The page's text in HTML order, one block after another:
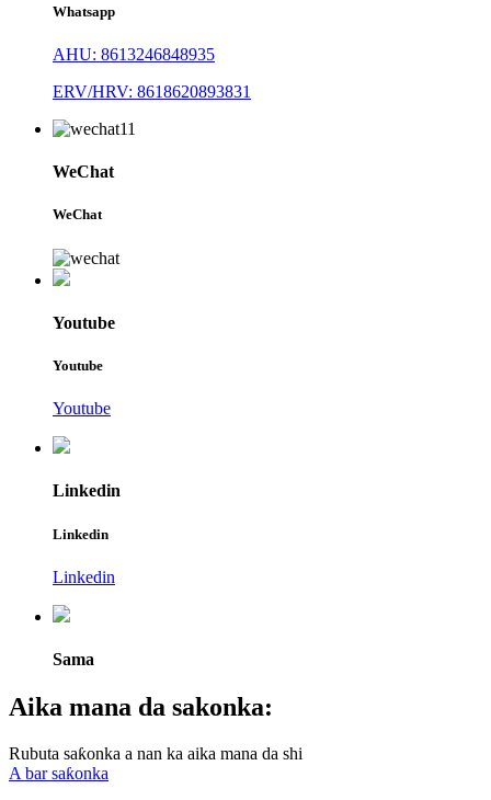
Whatsapp
AHU: 8613246848935
ERV/HRV: 8618620893831
WeChat
WeChat
Youtube
Youtube
Youtube
Linkedin
Linkedin
Linkedin
Sama
Aika mana da sakonka:
Rubuta saƙonka a nan ka aika mana da shi
A bar saƙonka